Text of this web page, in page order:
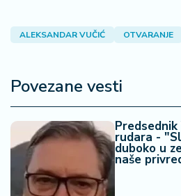
ALEKSANDAR VUČIĆ OTVARANJE
Povezane vesti
rudara -
duboko u
naše